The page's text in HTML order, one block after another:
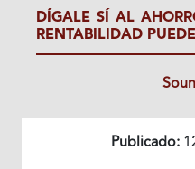
DÍGALE SÍ AL
RENTABILIDAD
Publicado: